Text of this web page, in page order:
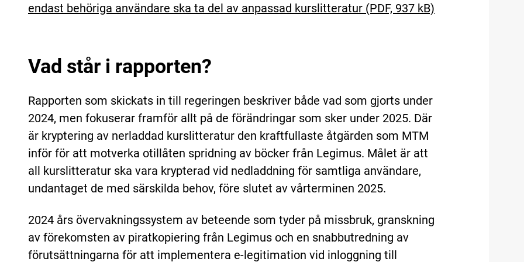
endast behöriga användare ska ta del av anpassad kurslitteratur (PDF, 937 kB)
Vad står i rapporten?
Rapporten som skickats in till regeringen beskriver både vad som gjorts under
2024, men fokuserar framför allt på de förändringar som sker under 2025. Där
är kryptering av nerladdad kurslitteratur den kraftfullaste åtgärden som MTM
inför för att motverka otillåten spridning av böcker från Legimus. Målet är att
all kurslitteratur ska vara krypterad vid nedladdning för samtliga användare,
undantaget de med särskilda behov, före slutet av vårterminen 2025.
2024 års övervakningssystem av beteende som tyder på missbruk, granskning
av förekomsten av piratkopiering från Legimus och en snabbutredning av
förutsättningarna för att implementera e-legitimation vid inloggning till